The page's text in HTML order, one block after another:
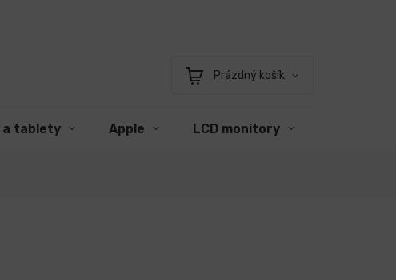
Nákupní
Prázdný košík
a tablety Apple LCD monitory